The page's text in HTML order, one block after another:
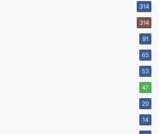
314
314
91
65
53
47
20
14